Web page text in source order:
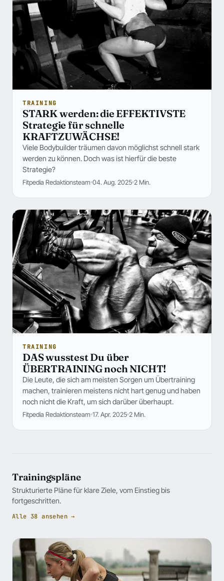
TRAINING
STARK werden: die EFFEKTIVSTE
Strategie für schnelle
KRAFTZUWÄCHSE!
Viele Bodybuilder träumen davon möglichst schnell stark
werden zu können. Doch was ist hierfür die beste
Strategie?
Fitpedia Redaktionsteam 04. Aug. 2025 2 Min.
TRAINING
DAS wusstest Du über
ÜBERTRAINING noch NICHT!
Die Leute, die sich am meisten Sorgen um Übertraining
machen, trainieren meistens nicht hart genug und haben
noch nicht die Kraft, um sich darüber überhaupt.
Fitpedia Redaktionsteam 17. Apr. 2025 2 Min.
Trainingspläne
Strukturierte Pläne für klare Ziele, vom Einstieg bis
fortgeschritten.
Alle 38 ansehen →